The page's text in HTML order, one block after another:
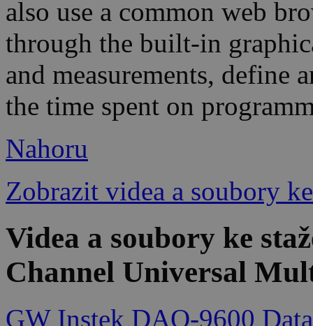
also use a common web
through the built-in
and measurements, define
the time spent on
Nahoru
Zobrazit videa a soubory
Videa a soubory ke
Channel Universal
GW Instek DAQ-9600